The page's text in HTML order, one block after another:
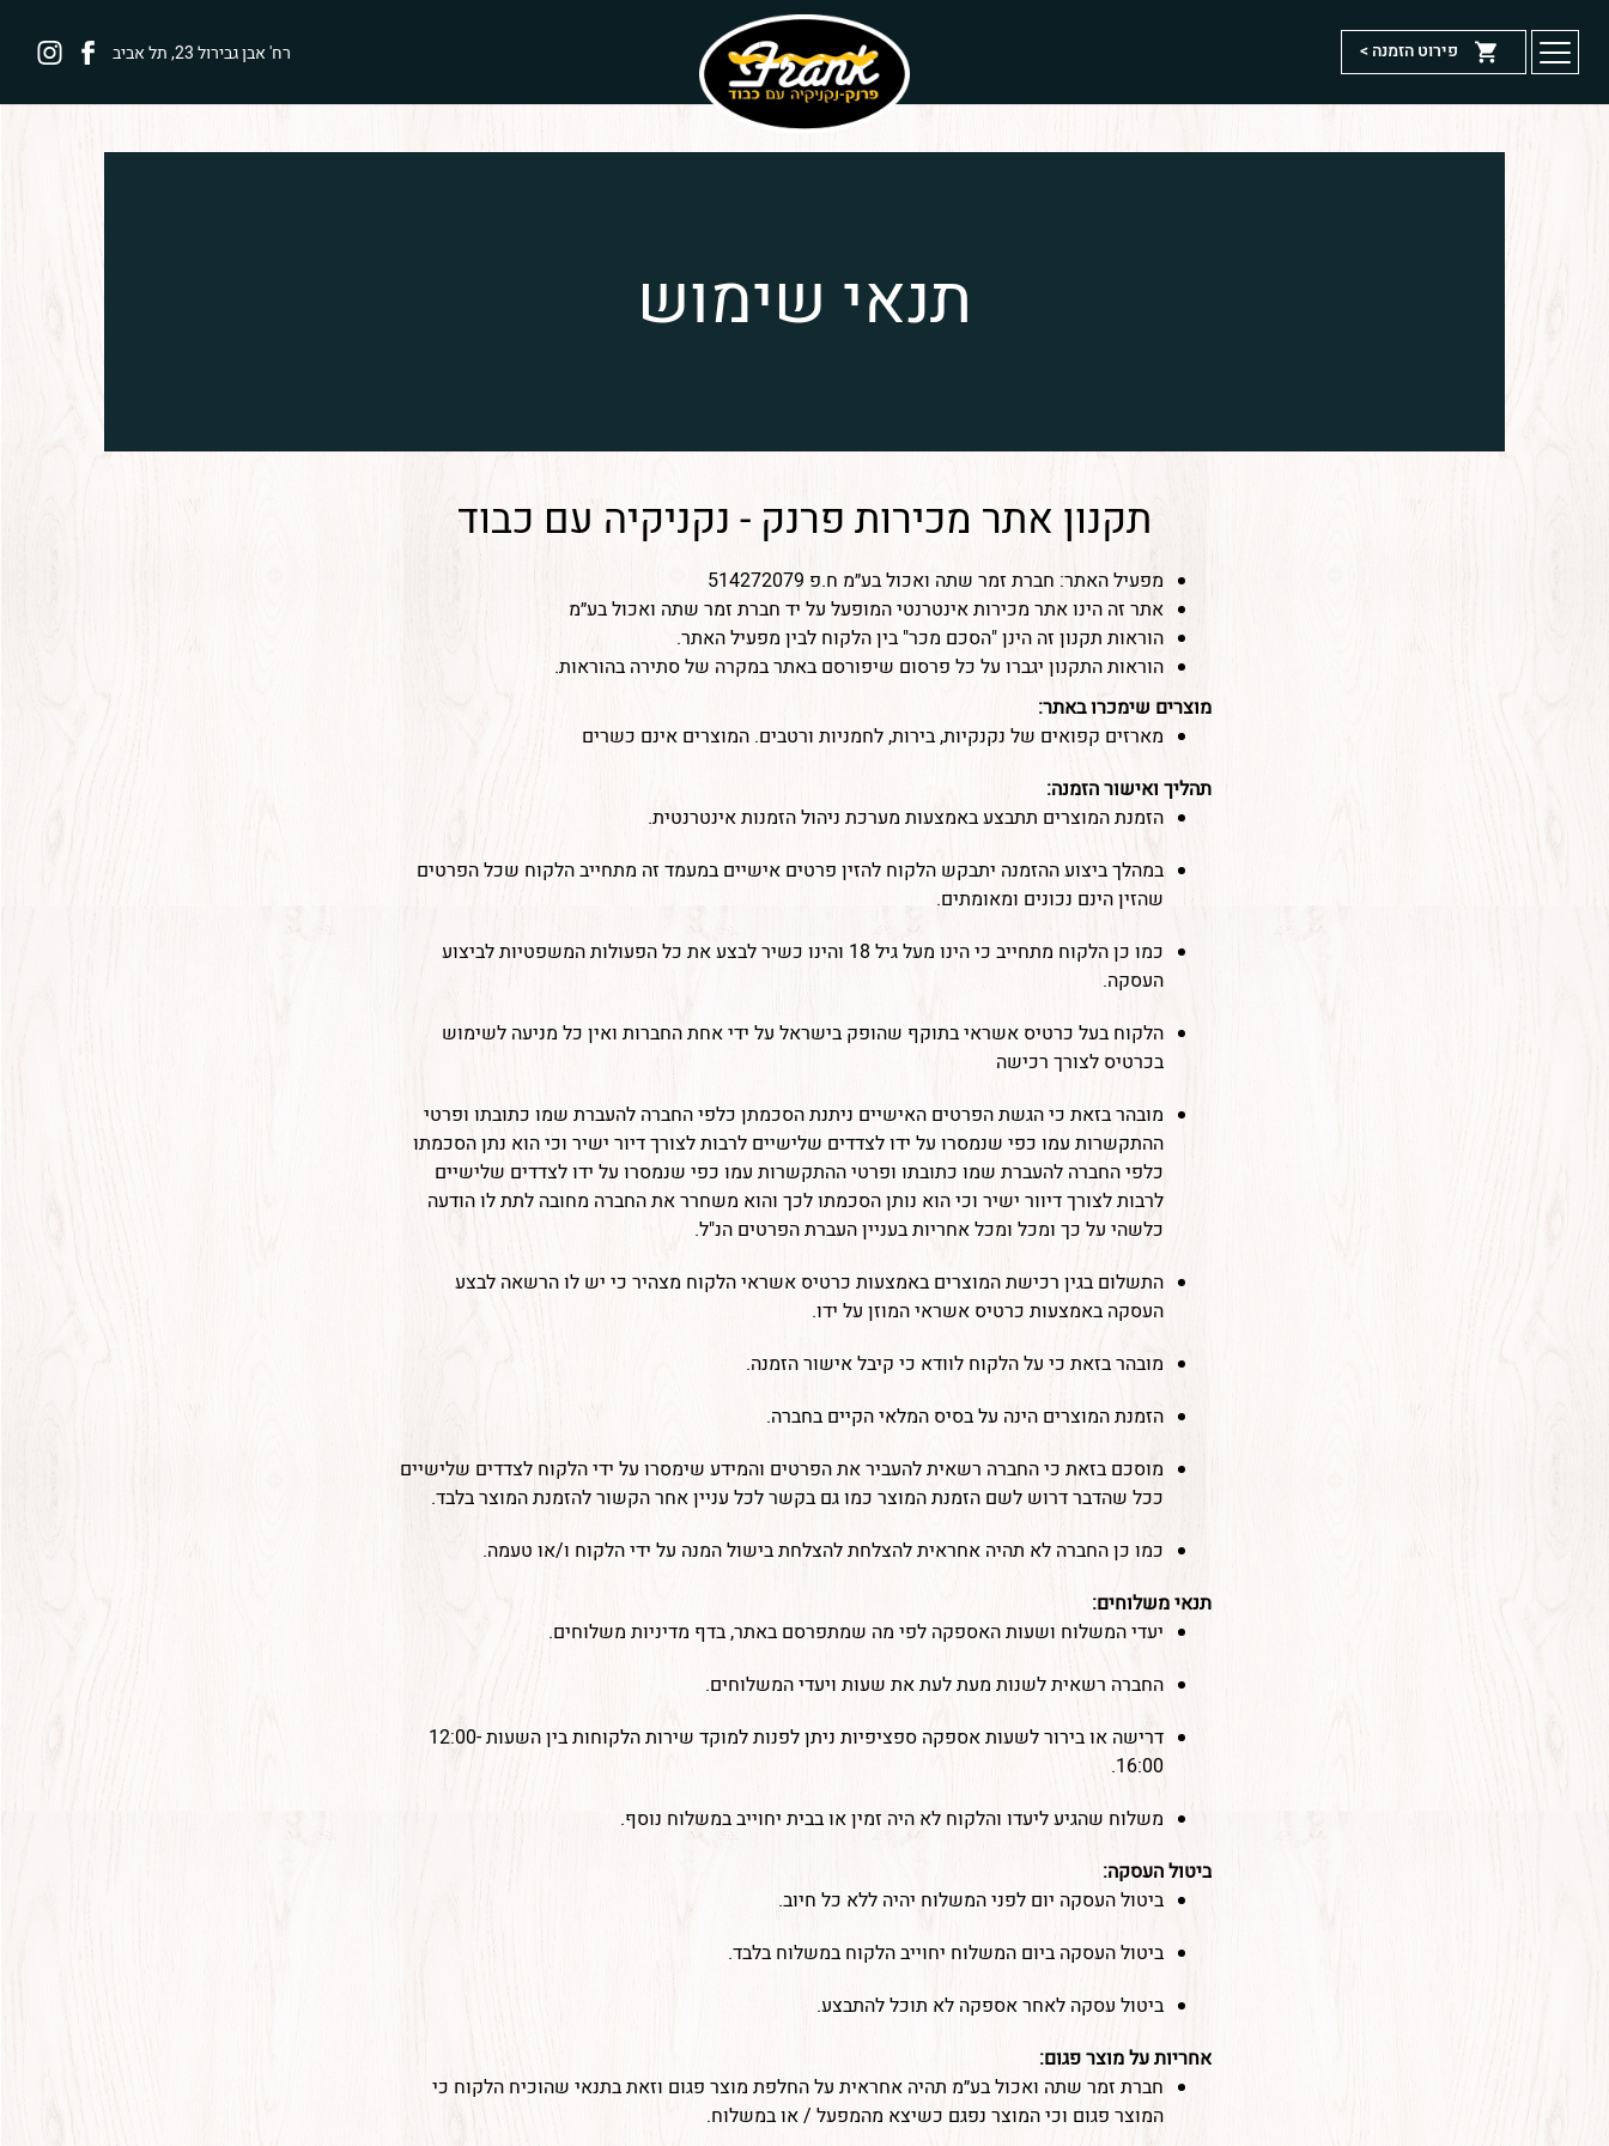
פרנק
לעמוד
של
רח' אבן גבירול 23, תל אביב
דף הבית
החנות שלנו
פתיחת
חלונית
פירוט הזמנה >
תנאי שימוש
תקנון אתר מכירות פרנק - נקניקיה עם כבוד
מפעיל האתר: חברת זמר שתה ואכול בע״מ ח.פ 514272079
אתר זה הינו אתר מכירות אינטרנטי המופעל על יד חברת זמר שתה ואכול בע״מ
הוראות תקנון זה הינן "הסכם מכר" בין הלקוח לבין מפעיל האתר.
הוראות התקנון יגברו על כל פרסום שיפורסם באתר במקרה של סתירה בהוראות.
מוצרים שימכרו באתר:
מארזים קפואים של נקנקיות, בירות, לחמניות ורטבים. המוצרים אינם כשרים
תהליך ואישור הזמנה:
הזמנת המוצרים תתבצע באמצעות מערכת ניהול הזמנות אינטרנטית.
במהלך ביצוע ההזמנה יתבקש הלקוח להזין פרטים אישיים במעמד זה מתחייב הלקוח שכל הפרטים
שהזין הינם נכונים ומאומתים.
כמו כן הלקוח מתחייב כי הינו מעל גיל 18 והינו כשיר לבצע את כל הפעולות המשפטיות לביצוע
העסקה.
הלקוח בעל כרטיס אשראי בתוקף שהופק בישראל על ידי אחת החברות ואין כל מניעה לשימוש
בכרטיס לצורך רכישה
מובהר בזאת כי הגשת הפרטים האישיים ניתנת הסכמתן כלפי החברה להעברת שמו כתובתו ופרטי
ההתקשרות עמו כפי שנמסרו על ידו לצדדים שלישיים לרבות לצורך דיור ישיר וכי הוא נתן הסכמתו
כלפי החברה להעברת שמו כתובתו ופרטי ההתקשרות עמו כפי שנמסרו על ידו לצדדים שלישיים
לרבות לצורך דיוור ישיר וכי הוא נותן הסכמתו לכך והוא משחרר את החברה מחובה לתת לו הודעה
כלשהי על כך ומכל ומכל אחריות בעניין העברת הפרטים הנ"ל.
התשלום בגין רכישת המוצרים באמצעות כרטיס אשראי הלקוח מצהיר כי יש לו הרשאה לבצע
העסקה באמצעות כרטיס אשראי המוזן על ידו.
מובהר בזאת כי על הלקוח לוודא כי קיבל אישור הזמנה.
הזמנת המוצרים הינה על בסיס המלאי הקיים בחברה.
מוסכם בזאת כי החברה רשאית להעביר את הפרטים והמידע שימסרו על ידי הלקוח לצדדים שלישיים
ככל שהדבר דרוש לשם הזמנת המוצר כמו גם בקשר לכל עניין אחר הקשור להזמנת המוצר בלבד.
כמו כן החברה לא תהיה אחראית להצלחת להצלחת בישול המנה על ידי הלקוח ו/או טעמה.
תנאי משלוחים:
יעדי המשלוח ושעות האספקה לפי מה שמתפרסם באתר,בדף מדיניות משלוחים.
החברה רשאית לשנות מעת לעת את שעות ויעדי המשלוחים.
דרישה או בירור לשעות אספקה ספציפיות ניתן לפנות למוקד שירות הלקוחות בין השעות 12:00-
16:00.
משלוח שהגיע ליעדו והלקוח לא היה זמין או בבית יחוייב במשלוח נוסף.
ביטול העסקה:
ביטול העסקה יום לפני המשלוח יהיה ללא כל חיוב.
ביטול העסקה ביום המשלוח יחוייב הלקוח במשלוח בלבד.
ביטול עסקה לאחר אספקה לא תוכל להתבצע.
אחריות על מוצר פגום:
חברת זמר שתה ואכול בע״מ תהיה אחראית על החלפת מוצר פגום וזאת בתנאי שהוכיח הלקוח כי
המוצר פגום וכי המוצר נפגם כשיצא מהמפעל / או במשלוח.